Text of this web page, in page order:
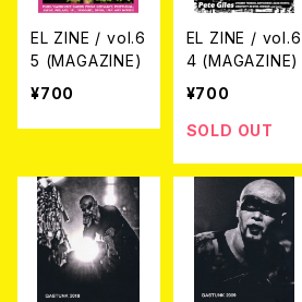
EL ZINE / vol.6
5 (MAGAZINE)
¥700
EL ZINE / vol.6
4 (MAGAZINE)
¥700
SOLD OUT